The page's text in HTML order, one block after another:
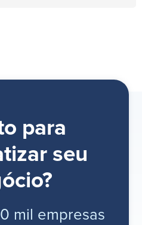
para
seu
mil empresas